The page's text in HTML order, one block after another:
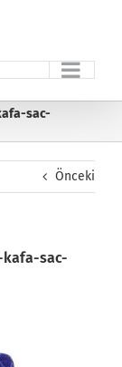
sac-
Önceki
sac-